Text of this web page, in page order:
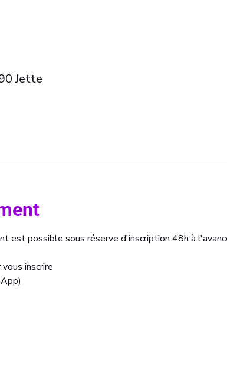
Jette
est possible sous réserve d'inscription 48h à
inscrire